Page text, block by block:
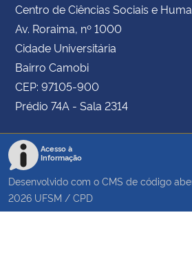
Centro de Ciências Sociais e
Av. Roraima, nº 1000
Cidade Universitária
Bairro Camobi
CEP: 97105-900
Prédio 74A - Sala 2314
Acesso à
Informação
Desenvolvido com o CMS de código
2026 UFSM / CPD